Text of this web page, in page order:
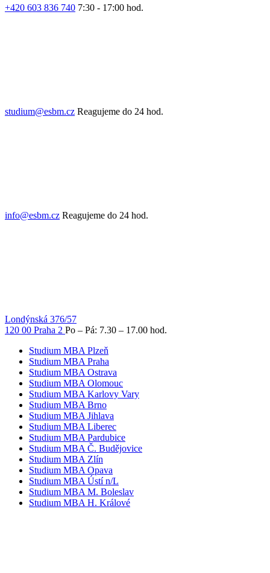
+420 603 836 740 7:30 - 17:00 hod.
studium@esbm.cz Reagujeme do 24 hod.
info@esbm.cz Reagujeme do 24 hod.
Londýnská 376/57
120 00 Praha 2 Po – Pá: 7.30 – 17.00 hod.
Studium MBA Plzeň
Studium MBA Praha
Studium MBA Ostrava
Studium MBA Olomouc
Studium MBA Karlovy Vary
Studium MBA Brno
Studium MBA Jihlava
Studium MBA Liberec
Studium MBA Pardubice
Studium MBA Č. Budějovice
Studium MBA Zlín
Studium MBA Opava
Studium MBA Ústí n/L
Studium MBA M. Boleslav
Studium MBA H. Králové